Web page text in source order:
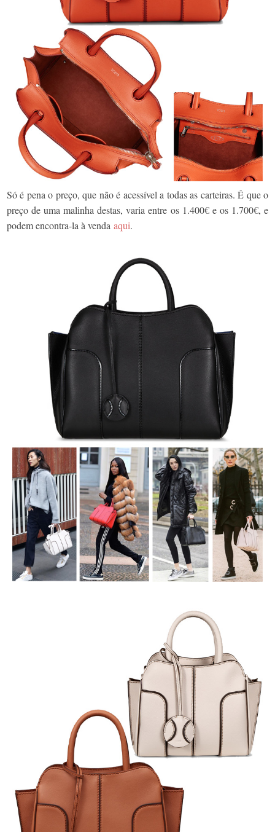
Só é pena o preço, que não é acessível a todas as carteiras. É que o
preço de uma malinha destas, varia entre os 1.400€ e os 1.700€, e
podem encontra-la à venda aqui.